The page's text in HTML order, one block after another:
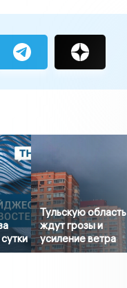
Тульскую область
ждут грозы и
усиление ветра